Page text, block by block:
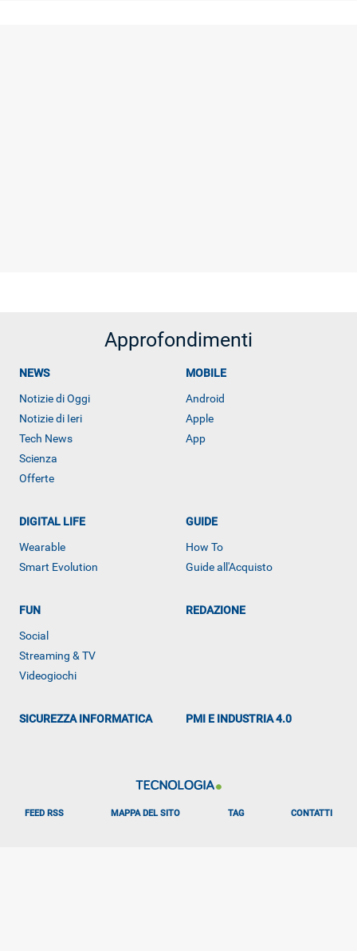
ALTRO
Approfondimenti
NEWS
Notizie di Oggi
Notizie di Ieri
Tech News
Scienza
Offerte
MOBILE
Android
Apple
App
DIGITAL LIFE
Wearable
Smart Evolution
GUIDE
How To
Guide all'Acquisto
FUN
Social
Streaming & TV
Videogiochi
REDAZIONE
SICUREZZA INFORMATICA PMI E INDUSTRIA 4.0
FEED RSS MAPPA DEL SITO TAG CONTATTI